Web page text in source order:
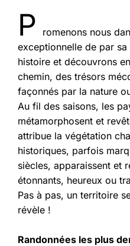
P
romenons nous
exceptionnelle de par
histoire et découvrons
chemin, des trésors
façonnés par la nature
Au fil des saisons, les
métamorphosent et
attribue la végétation
historiques, parfois
siècles, apparaissent et
étonnants, heureux ou
Pas à pas, un territoire
révèle !
Randonnées les plus